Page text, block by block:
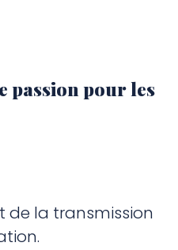
passion pour les
de la transmission